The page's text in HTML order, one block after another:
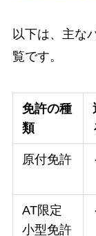
以下は、主な
覧です。
免許の種
類
原付免許
AT限定
小型免許